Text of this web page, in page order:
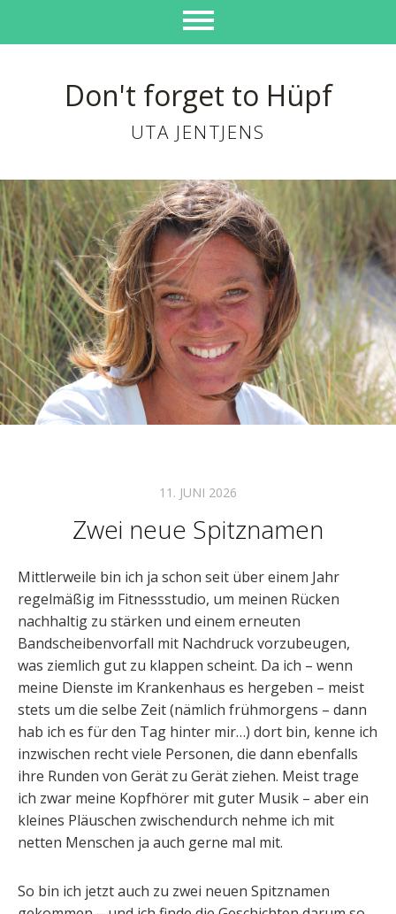
Don't forget to Hüpf
UTA JENTJENS
11. JUNI 2026
Zwei neue Spitznamen
Mittlerweile bin ich ja schon seit über einem Jahr
regelmäßig im Fitnessstudio, um meinen Rücken
nachhaltig zu stärken und einem erneuten
Bandscheibenvorfall mit Nachdruck vorzubeugen,
was ziemlich gut zu klappen scheint. Da ich – wenn
meine Dienste im Krankenhaus es hergeben – meist
stets um die selbe Zeit (nämlich frühmorgens – dann
hab ich es für den Tag hinter mir…) dort bin, kenne ich
inzwischen recht viele Personen, die dann ebenfalls
ihre Runden von Gerät zu Gerät ziehen. Meist trage
ich zwar meine Kopfhörer mit guter Musik – aber ein
kleines Pläuschen zwischendurch nehme ich mit
netten Menschen ja auch gerne mal mit.
So bin ich jetzt auch zu zwei neuen Spitznamen